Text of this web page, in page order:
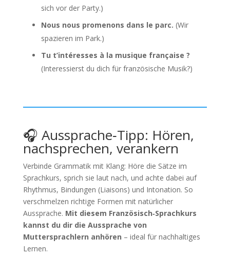
sich vor der Party.)
Nous nous promenons dans le parc. (Wir
spazieren im Park.)
Tu t’intéresses à la musique française ?
(Interessierst du dich für französische Musik?)
🎧 Aussprache‑Tipp: Hören,
nachsprechen, verankern
Verbinde Grammatik mit Klang: Höre die Sätze im
Sprachkurs, sprich sie laut nach, und achte dabei auf
Rhythmus, Bindungen (Liaisons) und Intonation. So
verschmelzen richtige Formen mit natürlicher
Aussprache. Mit diesem Französisch‑Sprachkurs
kannst du dir die Aussprache von
Muttersprachlern anhören – ideal für nachhaltiges
Lernen.